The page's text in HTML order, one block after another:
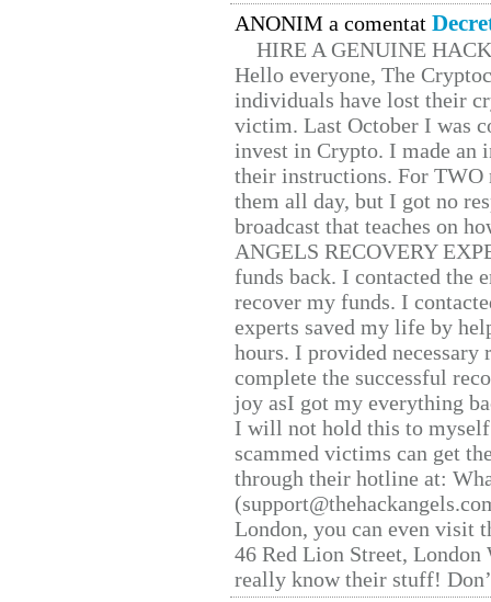
ANONIM a comentat
HIRE A GENUINE
Hello everyone, The
individuals have lost their
victim. Last October I was
invest in Crypto. I made
their instructions. For TWO
them all day, but I got no
broadcast that teaches on
ANGELS RECOVERY
funds back. I contacted the
recover my funds. I
experts saved my life by
hours. I provided
complete the successful
joy asI got my everything
I will not hold this to
scammed victims can get
through their hotline at:
London, you can even visit
46 Red Lion Street, London
really know their stuff!